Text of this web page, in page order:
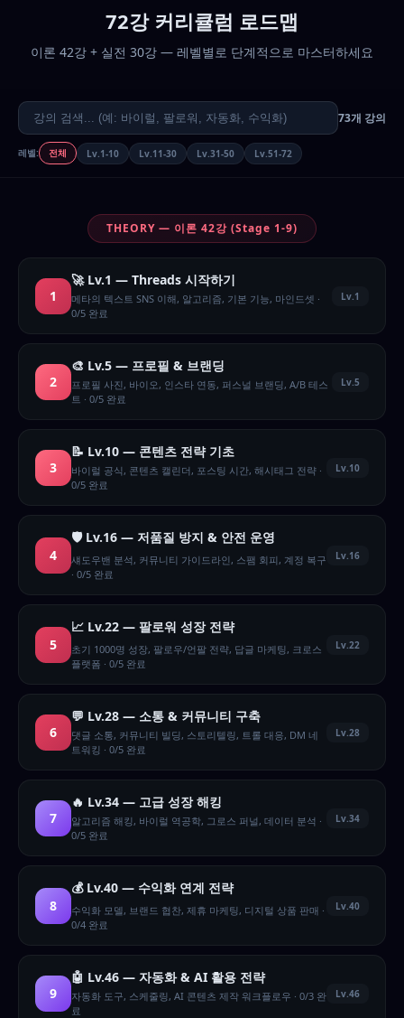
72강 커리큘럼 로드맵
이론 42강 + 실전 30강 — 레벨별로 단계적으로 마스터하세요
73개 강의
레벨: 전체 Lv.1-10 Lv.11-30 Lv.31-50 Lv.51-72
THEORY — 이론 42강 (Stage 1-9)
1
🚀 Lv.1 — Threads 시작하기
메타의 텍스트 SNS 이해, 알고리즘, 기본 기능, 마인드셋 ·
0/5 완료
Lv.1
2
🎨 Lv.5 — 프로필 & 브랜딩
프로필 사진, 바이오, 인스타 연동, 퍼스널 브랜딩, A/B 테스
트 · 0/5 완료
Lv.5
3
📝 Lv.10 — 콘텐츠 전략 기초
바이럴 공식, 콘텐츠 캘린더, 포스팅 시간, 해시태그 전략 ·
0/5 완료
Lv.10
4
🛡️ Lv.16 — 저품질 방지 & 안전 운영
섀도우밴 분석, 커뮤니티 가이드라인, 스팸 회피, 계정 복구
· 0/5 완료
Lv.16
5
📈 Lv.22 — 팔로워 성장 전략
초기 1000명 성장, 팔로우/언팔 전략, 답글 마케팅, 크로스
플랫폼 · 0/5 완료
Lv.22
6
💬 Lv.28 — 소통 & 커뮤니티 구축
댓글 소통, 커뮤니티 빌딩, 스토리텔링, 트롤 대응, DM 네
트워킹 · 0/5 완료
Lv.28
7
🔥 Lv.34 — 고급 성장 해킹
알고리즘 해킹, 바이럴 역공학, 그로스 퍼널, 데이터 분석 ·
0/5 완료
Lv.34
8
💰 Lv.40 — 수익화 연계 전략
수익화 모델, 브랜드 협찬, 제휴 마케팅, 디지털 상품 판매 ·
0/4 완료
Lv.40
9
🤖 Lv.46 — 자동화 & AI 활용 전략
자동화 도구, 스케줄링, AI 콘텐츠 제작 워크플로우 · 0/3 완
료
Lv.46